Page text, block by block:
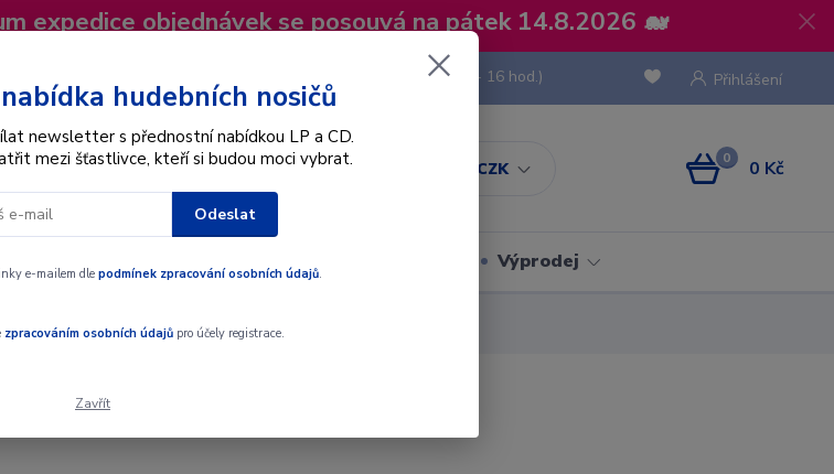
expedice objednávek se posouvá na pátek 14.8.2026 🐋
CZK
Přihlášení
Hledat
(Po-Pá, 8 - 16 hod.)
0 0 Kč
Dárkové poukazy Výprodej
hudebních nosičů
newsletter s přednostní nabídkou LP a CD.
mezi šťastlivce, kteří si budou moci vybrat.
Odeslat
e-mailem dlepodmínek zpracování osobních údajů.
zpracováním osobních údajůpro účely registrace.
Zavřít